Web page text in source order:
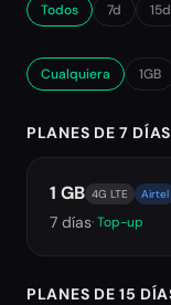
Todos 7d 15d
Cualquiera 1GB
PLANES DE 7 DÍAS
1 GB 4G LTE Airtel
7 días· Top-up
PLANES DE 15